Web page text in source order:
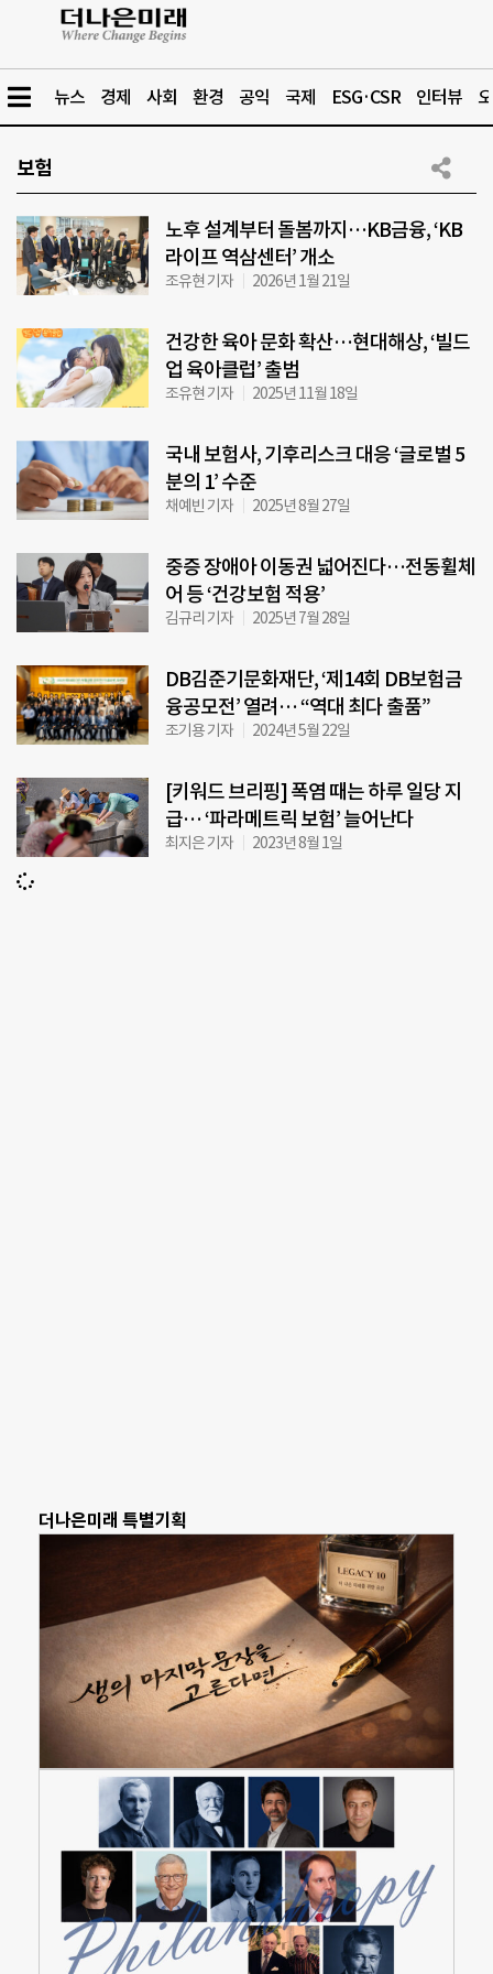
뉴스 경제 사회 환경 공익 국제 ESG·CSR 인터뷰
보험
노후 설계부터 돌봄까지…KB금융, ‘KB
라이프 역삼센터’ 개소
조유현 기자 2026년 1월 21일
건강한 육아 문화 확산…현대해상, ‘빌드
업 육아클럽’ 출범
조유현 기자 2025년 11월 18일
국내 보험사, 기후리스크 대응 ‘글로벌 5
분의 1’ 수준
채예빈 기자 2025년 8월 27일
중증 장애아 이동권 넓어진다…전동휠체
어 등 ‘건강보험 적용’
김규리 기자 2025년 7월 28일
DB김준기문화재단, ‘제14회 DB보험금
융공모전’ 열려… “역대 최다 출품”
조기용 기자 2024년 5월 22일
[키워드 브리핑] 폭염 때는 하루 일당 지
급… ‘파라메트릭 보험’ 늘어난다
최지은 기자 2023년 8월 1일
더나은미래 특별기획